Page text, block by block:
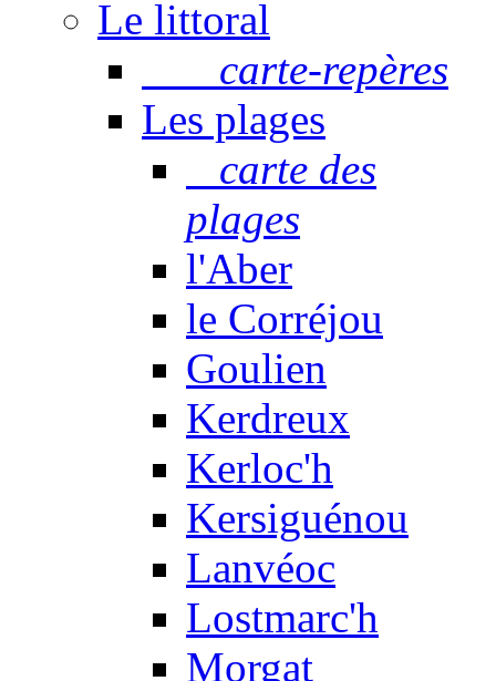
Le littoral
carte-repères
Les plages
carte des
plages
l'Aber
le Corréjou
Goulien
Kerdreux
Kerloc'h
Kersiguénou
Lanvéoc
Lostmarc'h
Morgat